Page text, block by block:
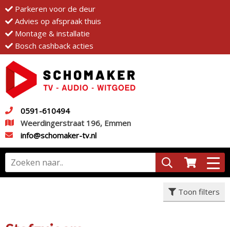
Parkeren voor de deur
Advies op afspraak thuis
Montage & installatie
Bosch cashback acties
0591-610494
Weerdingerstraat 196, Emmen
info@schomaker-tv.nl
Toon filters